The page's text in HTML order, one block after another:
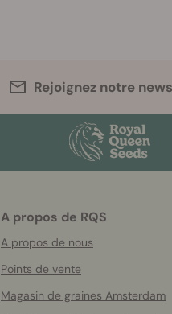
Rejoignez notre
A propos de RQS
A propos de nous
Points de vente
Magasin de graines Amsterdam